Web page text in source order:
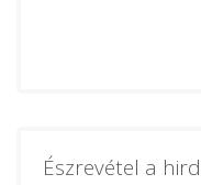
Észrevétel a